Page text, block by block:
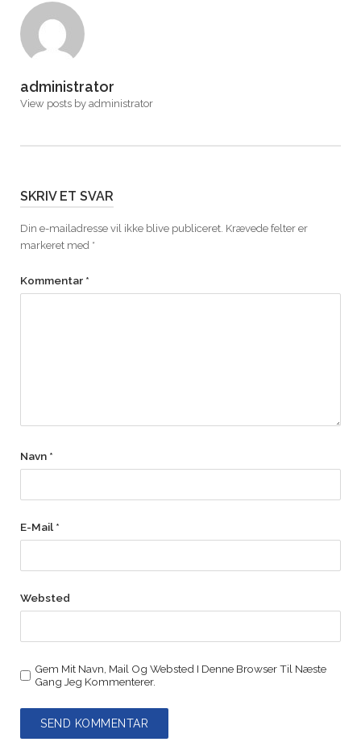
administrator
View posts by administrator
SKRIV ET SVAR
Din e-mailadresse vil ikke blive publiceret. Krævede felter er
markeret med *
Kommentar *
Navn *
E-Mail *
Websted
Gem Mit Navn, Mail Og Websted I Denne Browser Til Næste
Gang Jeg Kommenterer.